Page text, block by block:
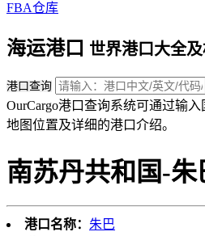
FBA仓库
海运港口 世界港口大全及
港口查询
OurCargo港口查询系统可通过输
地图位置及详细的港口介绍。
南苏丹共和国-
港口名称： 朱巴